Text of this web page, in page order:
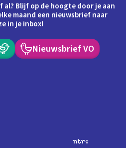
Blijf op de hoogte door je aan
maand een nieuwsbrief naar
in je inbox!
Nieuwsbrief VO